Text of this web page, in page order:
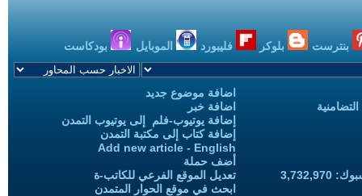
بنترست بلوكر فليبورد الموبايل بودكاست
اضافة موضوع جديد
اضافة خبر
إضافة يوتيوب-فلم إلى يوتيوب التمدن
إضافة كتاب إلى مكتبة التمدن
Add new article - English
أضف حملة
تعديل الموقع الفرعي للكاتب-ة
ابحث في موقع الحوار المتمدن